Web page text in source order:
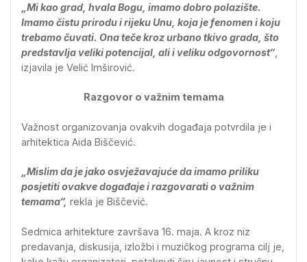
„Mi kao grad, hvala Bogu, imamo dobro polazište.
Imamo čistu prirodu i rijeku Unu, koja je fenomen i koju
trebamo čuvati. Ona teče kroz urbano tkivo grada, što
predstavlja veliki potencijal, ali i veliku odgovornost“
izjavila je Velić Imširović.
Razgovor o važnim temama
Važnost organizovanja ovakvih događaja potvrdila je i
arhitektica Aida Biščević.
„Mislim da je jako osvježavajuće da imamo priliku
posjetiti ovakve događaje i razgovarati o važnim
temama“, rekla je Biščević.
Sedmica arhitekture završava 16. maja. A kroz niz
predavanja, diskusija, izložbi i muzičkog programa cilj je,